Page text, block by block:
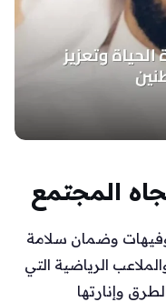
المجتمع
وضمان سلامة
الرياضية التي
وإنارتها